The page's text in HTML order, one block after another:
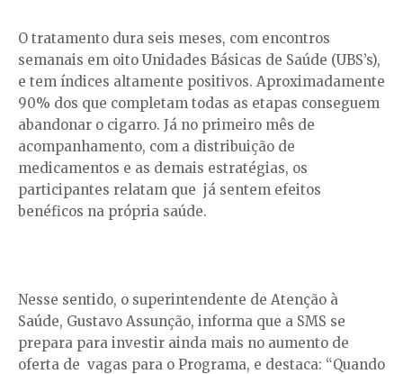
O tratamento dura seis meses, com encontros
semanais em oito Unidades Básicas de Saúde (UBS’s),
e tem índices altamente positivos. Aproximadamente
90% dos que completam todas as etapas conseguem
abandonar o cigarro. Já no primeiro mês de
acompanhamento, com a distribuição de
medicamentos e as demais estratégias, os
participantes relatam que já sentem efeitos
benéficos na própria saúde.
Nesse sentido, o superintendente de Atenção à
Saúde, Gustavo Assunção, informa que a SMS se
prepara para investir ainda mais no aumento de
oferta de vagas para o Programa, e destaca: “Quando